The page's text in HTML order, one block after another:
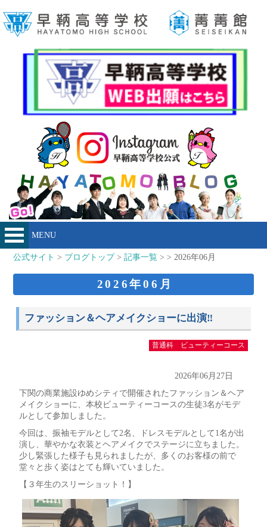
MENU
公式サイト > ブログトップ>記事一覧 > > 2026年06月
2026年06月
ファッション＆ヘアメイクショーに出演‼
普通科 ビューティーコース
2026年06月27日
下関の商業施設ゆめシティで開催されたファッション＆ヘア
メイクショーに、本校ビューティーコースの生徒3名がモデ
ルとして参加しました。
今回は、振袖モデルとして2名、ドレスモデルとして1名が出
演し、華やかな衣装とヘアメイクでステージに立ちました。
少し緊張した様子も見られましたが、多くのお客様の前で
堂々と歩く姿はとても輝いていました。
【３年生のスリーショット！】